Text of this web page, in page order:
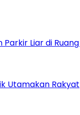
Liar di
Utamakan Rakyat